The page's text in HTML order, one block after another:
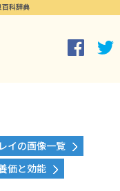
百科辞典
イの画像一覧
価と効能